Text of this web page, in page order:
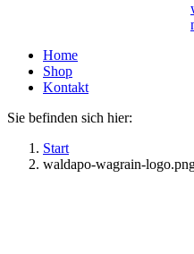
Home
Shop
Kontakt
Sie befinden sich hier:
Start
waldapo-wagrain-